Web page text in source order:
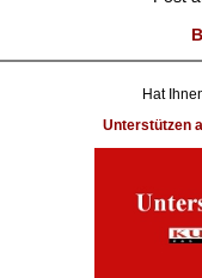
Hat
Unterstützen